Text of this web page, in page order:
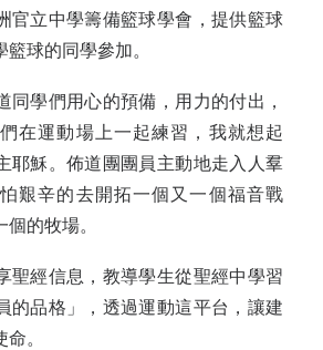
官立中學籌備籃球學會，提供籃球
球的同學參加。
同學們用心的預備，用力的付出，
在運動場上一起練習，我就想起
耶穌。佈道團團員主動地走入人羣
艱辛的去開拓一個又一個福音戰
的牧場。
聖經信息，教導學生從聖經中學習
的品格」，透過運動這平台，讓建
。